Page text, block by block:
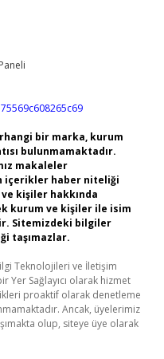
bir marka, kurum
bulunmamaktadır.
makaleler
içerikler haber niteliği
kişiler hakkında
kurum ve kişiler ile isim
Sitemizdeki bilgiler
taşımazlar.
Teknolojileri ve İletişim
Yer Sağlayıcı olarak hizmet
proaktif olarak denetleme
Ancak, üyelerimiz
olup, siteye üye olarak